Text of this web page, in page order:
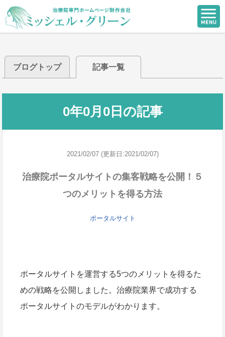
ブログトップ 記事一覧
0年0月0日の記事
2021/02/07 (更新日:2021/02/07)
治療院ポータルサイトの集客戦略を公開！５
つのメリットを得る方法
ポータルサイト
ポータルサイトを運営する5つのメリットを得るた
めの戦略を公開しました。治療院業界で成功する
ポータルサイトのモデルがわかります。